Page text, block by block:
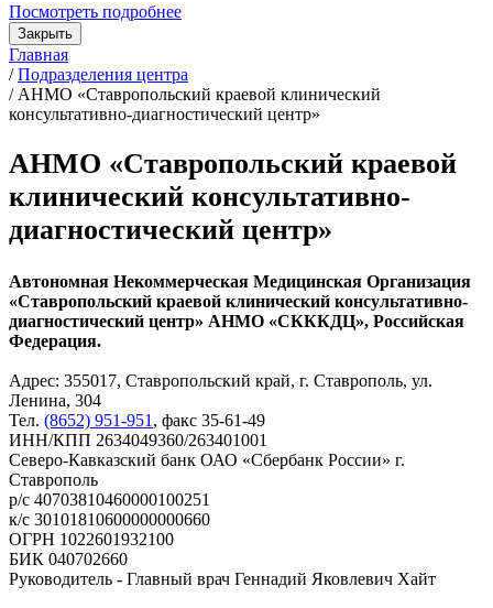
Посмотреть подробнее
Закрыть
Главная
/ Подразделения центра
/ АНМО «Ставропольский краевой клинический
консультативно-диагностический центр»
АНМО «Ставропольский краевой
клинический консультативно-
диагностический центр»
Автономная Некоммерческая Медицинская Организация
«Ставропольский краевой клинический консультативно-
диагностический центр» АНМО «СКККДЦ», Российская
Федерация.
Адрес: 355017, Ставропольский край, г. Ставрополь, ул.
Ленина, 304
Тел. (8652) 951-951 , факс 35-61-49
ИНН/КПП 2634049360/263401001
Северо-Кавказский банк ОАО «Сбербанк России» г.
Ставрополь
р/с 40703810460000100251
к/с 30101810600000000660
ОГРН 1022601932100
БИК 040702660
Руководитель - Главный врач Геннадий Яковлевич Хайт